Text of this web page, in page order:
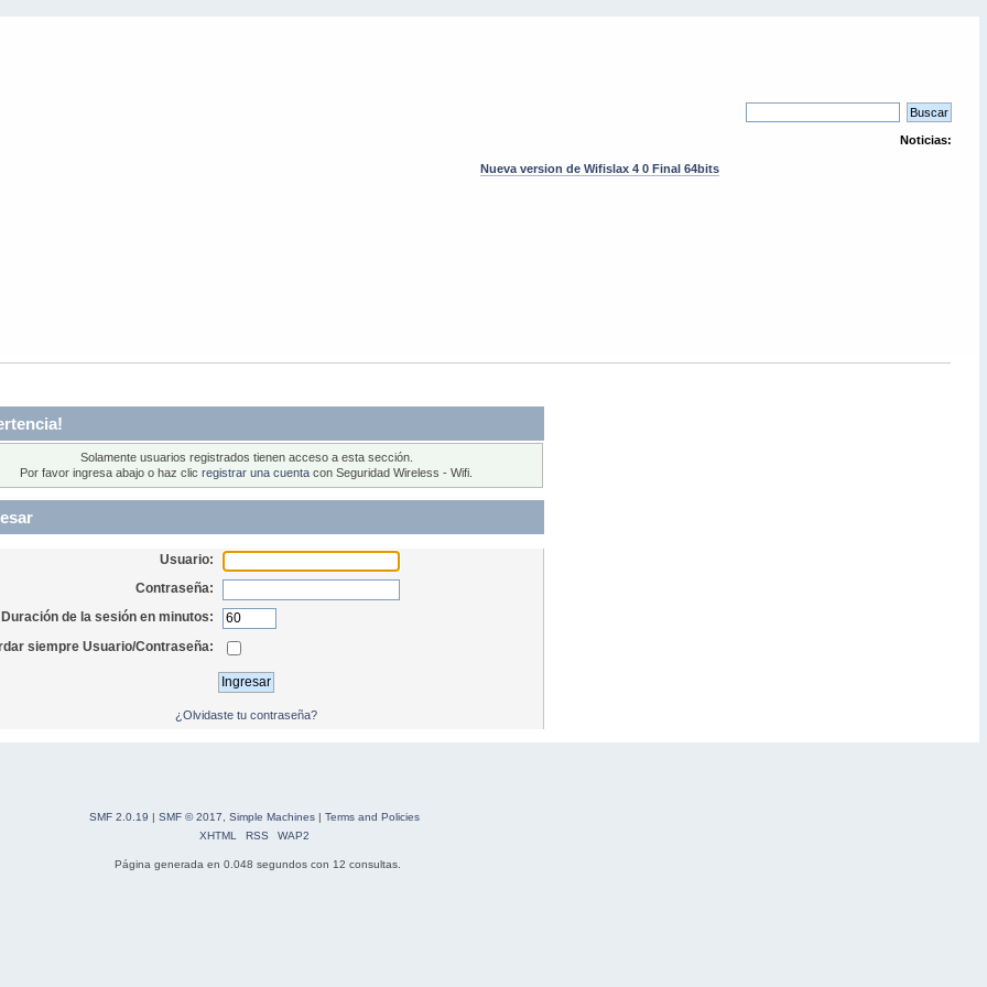
Noticias:
Nueva version de Wifislax 4 0 Final 64bits
Solamente usuarios registrados tienen acceso a esta sección.
Por favor ingresa abajo o haz clicregistrar una cuenta con Seguridad Wireless - Wifi.
Usuario:
Contraseña:
Duración de la sesión en minutos:
siempre Usuario/Contraseña:
¿Olvidaste tu contraseña?
SMF 2.0.19 |SMF © 2017 ,Simple Machines |Terms and Policies
XHTML
RSS WAP2
Página generada en 0.048 segundos con 12 consultas.